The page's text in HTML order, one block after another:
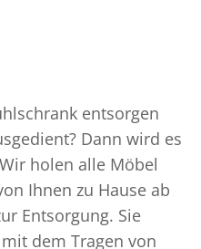
entsorgen
Dann wird es
holen alle Möbel
Ihnen zu Hause ab
Entsorgung. Sie
dem Tragen von